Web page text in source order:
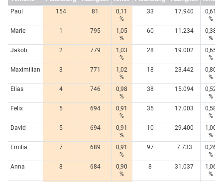
Paul
154 81
0,11
%
33 17.940
0,61
%
Marie
1 795
1,05
%
60 11.234
0,38
%
Jakob
2 779
1,03
%
28 19.002
0,65
%
Maximilian
3 771
1,02
%
18 23.442
0,80
%
Elias
4 746
0,98
%
38 15.094
0,52
%
Felix
5 694
0,91
%
35 17.003
0,58
%
David
5 694
0,91
%
10 29.400
1,00
%
Emilia
7 689
0,91
%
97 7.733
0,26
%
Anna
8 684
0,90
%
8 31.037
1,06
%